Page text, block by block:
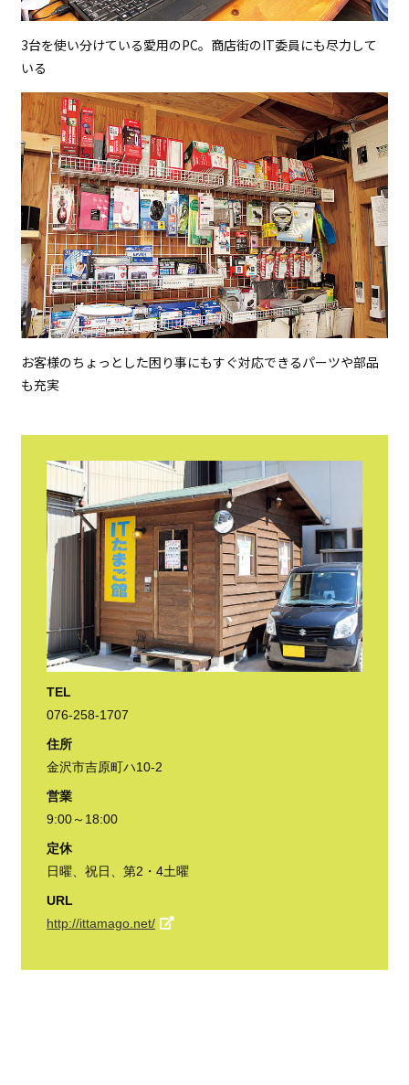
3台を使い分けている愛用のPC。商店街のIT委員にも尽力して
いる
お客様のちょっとした困り事にもすぐ対応できるパーツや部品
も充実
TEL
076-258-1707
住所
金沢市吉原町ハ10-2
営業
9:00～18:00
定休
日曜、祝日、第2・4土曜
URL
http://ittamago.net/